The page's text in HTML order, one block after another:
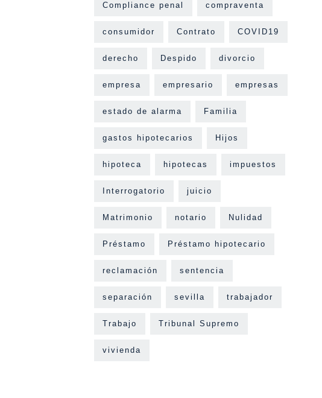
Compliance penal compraventa
consumidor Contrato COVID19
derecho Despido divorcio
empresa empresario empresas
estado de alarma Familia
gastos hipotecarios Hijos
hipoteca hipotecas impuestos
Interrogatorio juicio
Matrimonio notario Nulidad
Préstamo Préstamo hipotecario
reclamación sentencia
separación sevilla trabajador
Trabajo Tribunal Supremo
vivienda